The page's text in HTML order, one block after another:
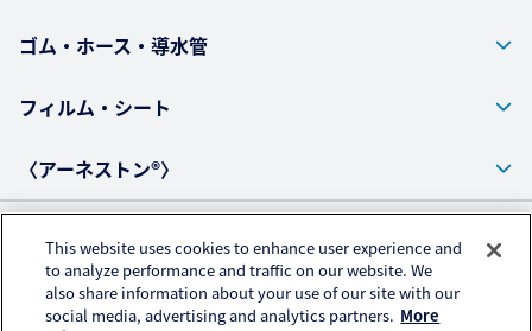
ゴム・ホース・導水管
フィルム・シート
〈アーネストン®〉
プライバシーポリシー
アクセスデータの取扱いについて
This website uses cookies to enhance user experience and
to analyze performance and traffic on our website. We
also share information about your use of our site with our
social media, advertising and analytics partners. More